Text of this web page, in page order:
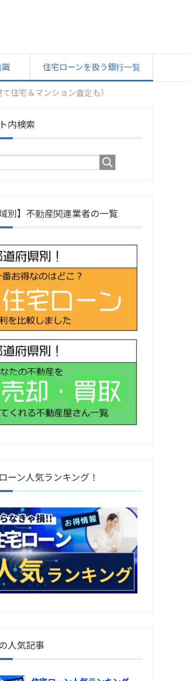
住宅ローンを扱う銀行一覧
住宅＆マンション査定も）
内検索
域別】不動産関連業者の一覧
ーン人気ランキング！
人気記事